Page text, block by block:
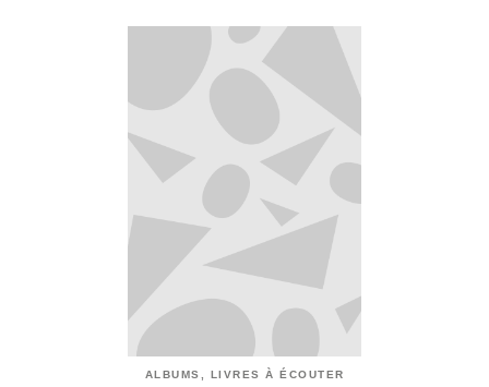
ALBUMS, LIVRES À ÉCOUTER